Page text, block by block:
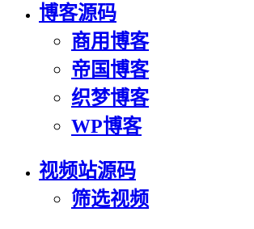
博客源码
商用博客
帝国博客
织梦博客
WP博客
视频站源码
筛选视频